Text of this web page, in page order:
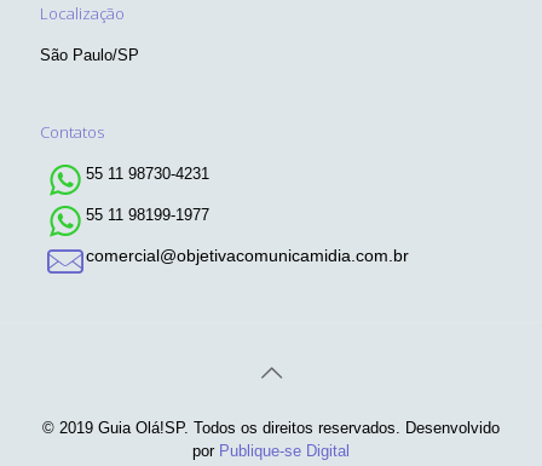
Localização
São Paulo/SP
Contatos
55 11 98730-4231
55 11 98199-1977
comercial@objetivacomunicamidia.com.br
© 2019 Guia Olá!SP. Todos os direitos reservados. Desenvolvido
por Publique-se Digital